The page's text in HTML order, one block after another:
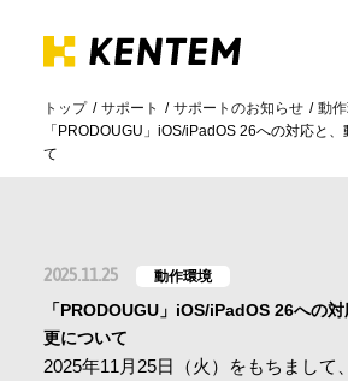
製品・サービス
導入事例
トップ サポート サポートのお知らせ
動
「PRODOUGU」iOS/iPadOS 26への対応と
て
2025.11.25 動作環境
「PRODOUGU」iOS/iPadOS 26への
更について
2025年11月25日（火）をもちまして、